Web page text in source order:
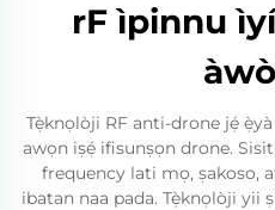
rF ìpinnu
Tẹ̀knọlòji RF anti-drone jẹ́
awọn iṣẹ́ ifisunṣọn drone.
frequency lati mọ, ṣakoso,
ibatan naa pada. Tẹ̀knọlòji yii